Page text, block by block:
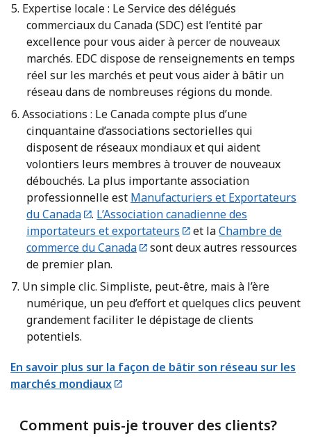
Expertise locale : Le Service des délégués
commerciaux du Canada (SDC) est l’entité par
excellence pour vous aider à percer de nouveaux
marchés. EDC dispose de renseignements en temps
réel sur les marchés et peut vous aider à bâtir un
réseau dans de nombreuses régions du monde.
Associations : Le Canada compte plus d’une
cinquantaine d’associations sectorielles qui
disposent de réseaux mondiaux et qui aident
volontiers leurs membres à trouver de nouveaux
débouchés. La plus importante association
professionnelle est Manufacturiers et Exportateurs
du Canada
. L’Association canadienne des
importateurs et exportateurs
et laChambre de
commerce du Canada
sont deux autres ressources
de premier plan.
Un simple clic. Simpliste, peut-être, mais à l’ère
numérique, un peu d’effort et quelques clics peuvent
grandement faciliter le dépistage de clients
potentiels.
En savoir plus sur la façon de bâtir son réseau sur les
marchés mondiaux
Comment puis-je trouver des clients?